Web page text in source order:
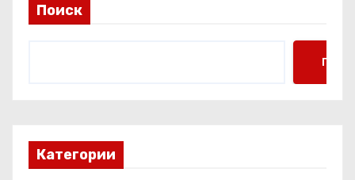
с
Поиск
Поиск
Категории